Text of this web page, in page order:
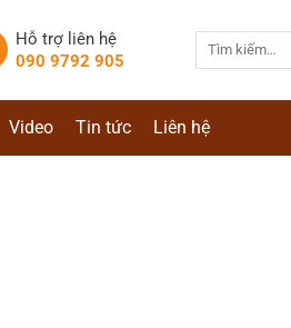
Hỗ trợ liên hệ
090 9792 905
Video Tin tức Liên hệ